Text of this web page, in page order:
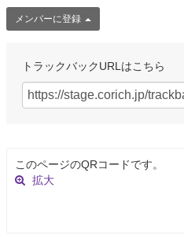
メンバーに登録
トラックバックURLはこちら
このページのQRコードです。
拡大